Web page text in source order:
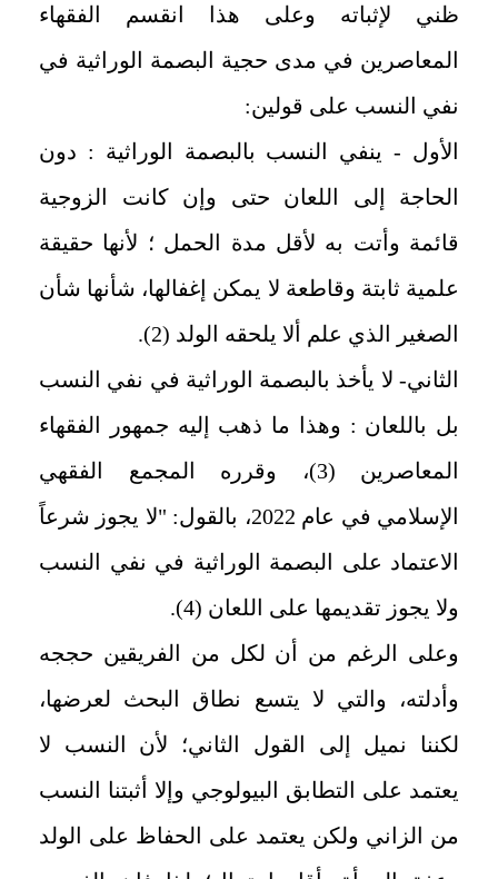
ظني لإثباته وعلى هذا انقسم الفقهاء
المعاصرين في مدى حجية البصمة الوراثية في
نفي النسب على قولين:
الأول - ينفي النسب بالبصمة الوراثية : دون
الحاجة إلى اللعان حتى وإن كانت الزوجية
قائمة وأتت به لأقل مدة الحمل ؛ لأنها حقيقة
علمية ثابتة وقاطعة لا يمكن إغفالها، شأنها شأن
الصغير الذي علم ألا يلحقه الولد (2).
الثاني- لا يأخذ بالبصمة الوراثية في نفي النسب
بل باللعان : وهذا ما ذهب إليه جمهور الفقهاء
المعاصرين (3)، وقرره المجمع الفقهي
الإسلامي في عام 2022، بالقول: "لا يجوز شرعاً
الاعتماد على البصمة الوراثية في نفي النسب
ولا يجوز تقديمها على اللعان (4).
وعلى الرغم من أن لكل من الفريقين حججه
وأدلته، والتي لا يتسع نطاق البحث لعرضها،
لكننا نميل إلى القول الثاني؛ لأن النسب لا
يعتمد على التطابق البيولوجي وإلا أثبتنا النسب
من الزاني ولكن يعتمد على الحفاظ على الولد